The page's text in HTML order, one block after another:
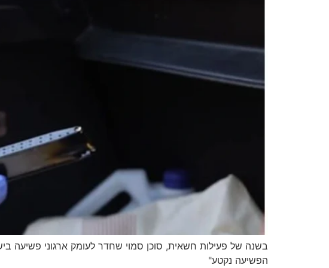
בשנה של פעילות חשאית, סוכן סמוי שחדר לעומק ארגוני פשיעה
הפשיעה נקטע"